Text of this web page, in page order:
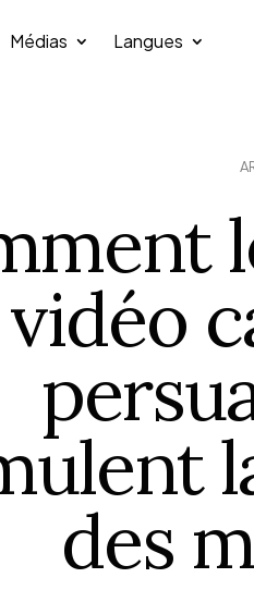
Médias Langues
vidéo
des